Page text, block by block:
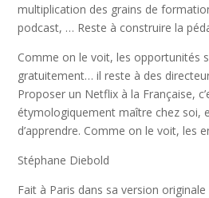
multiplication des grains de
podcast, … Reste à construire la
Comme on le voit, les opportunités
gratuitement… il reste à des
Proposer un Netflix à la Française,
étymologiquement maître chez soi,
d’apprendre. Comme on le voit,
Stéphane Diebold
Fait à Paris dans sa version